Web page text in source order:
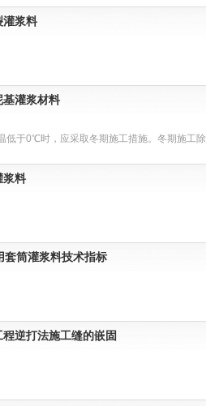
灌浆料
基灌浆材料
于0℃时，应采取冬期施工措施。冬期施工
浆料
套筒灌浆料技术指标
逆打法施工缝的嵌固